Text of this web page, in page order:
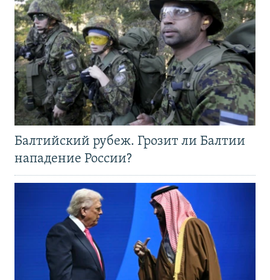
Балтийский рубеж. Грозит ли Балтии
нападение России?